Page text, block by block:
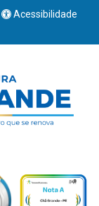
Acessibilidade